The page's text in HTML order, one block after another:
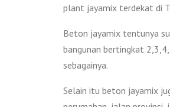
plant jayamix terdekat di
Beton jayamix tentunya
bangunan bertingkat
sebagainya.
Selain itu beton jayamix